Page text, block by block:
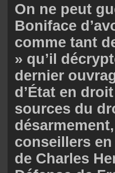
On ne peut
Boniface
comme tant
» qu’il
dernier
d’État en
sources du
conseillers
de Charles